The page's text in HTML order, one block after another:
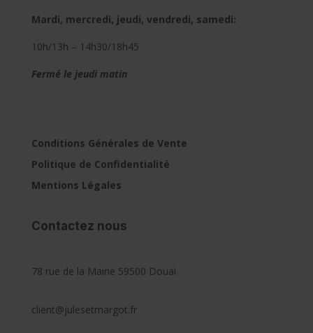
Mardi, mercredi, jeudi, vendredi, samedi:
10h/13h – 14h30/18h45
Fermé le jeudi matin
Conditions Générales de Vente
Politique de Confidentialité
Mentions Légales
Contactez nous
78 rue de la Mairie 59500 Douai
client@julesetmargot.fr